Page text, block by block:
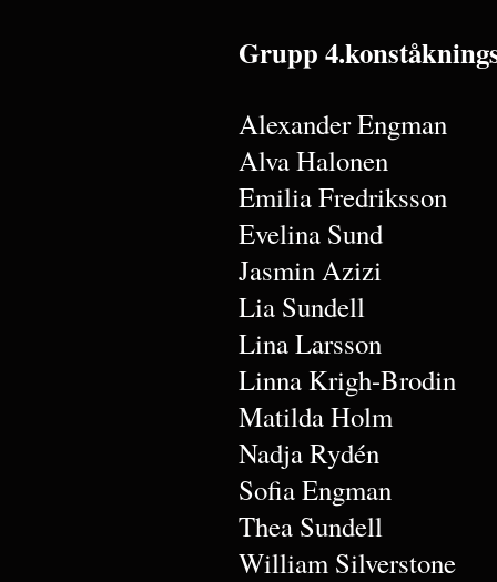
Grupp
Alexander Engman
Alva Halonen
Emilia Fredriksson
Evelina Sund
Jasmin Azizi
Lia Sundell
Lina Larsson
Linna Krigh-Brodin
Matilda Holm
Nadja Rydén
Sofia Engman
Thea Sundell
William Silverstone